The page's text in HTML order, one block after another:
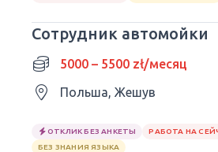
Сотрудник автомойки
5000 – 5500 zł/месяц
Польша, Жешув
ОТКЛИК БЕЗ АНКЕТЫ
РАБОТА НА
БЕЗ ЗНАНИЯ ЯЗЫКА